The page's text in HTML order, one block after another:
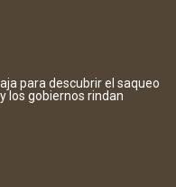
para descubrir el saqueo
los gobiernos rindan